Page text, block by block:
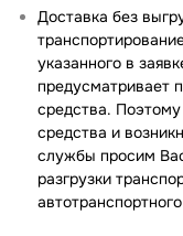
Доставка без
указанного в
предусматривает
средства.
средства и
службы просим
разгрузки